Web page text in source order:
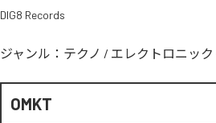
DIG8 Records
ジャンル： テクノ / エレクトロニック
OMKT